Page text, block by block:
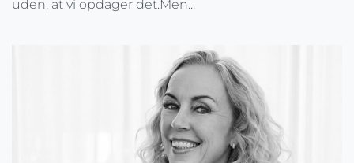
uden, at vi opdager det.Men...